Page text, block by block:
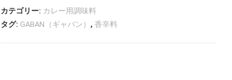
カテゴリー: カレー用調味料
タグ: GABAN（ギャバン） ,香辛料